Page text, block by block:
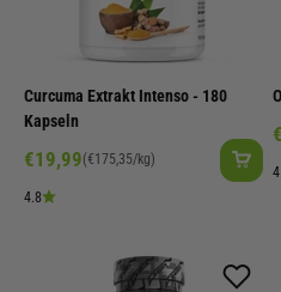
Curcuma Extrakt Intenso - 180
Kapseln
Angebot
€19,99(€175,35/kg)
4.8